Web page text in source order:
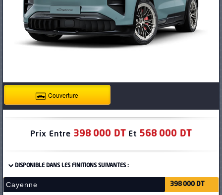
Couverture
Prix Entre 398 000 DT Et 568 000 DT
DISPONIBLE DANS LES FINITIONS SUIVANTES :
Cayenne 398 000 DT